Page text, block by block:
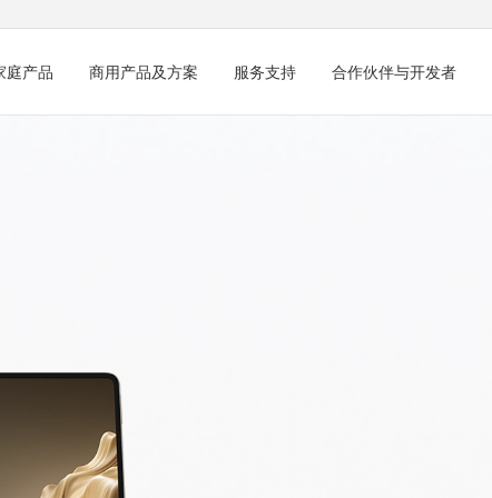
庭产品 商用产品及方案 服务支持 合作伙伴与开发者